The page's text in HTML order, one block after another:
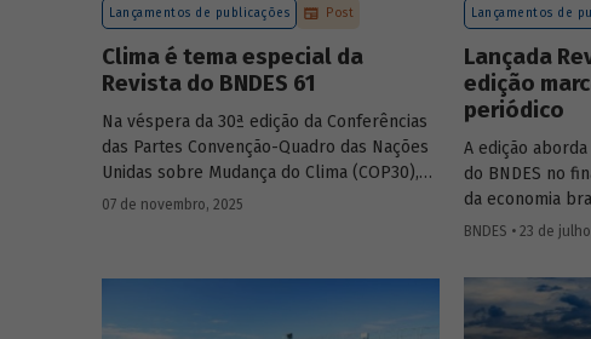
Lançamentos de publicações Post
Clima é tema especial da
Revista do BNDES 61
Na véspera da 30ª edição da Conferências
das Partes Convenção-Quadro das Nações
Unidas sobre Mudança do Clima (COP30),
em Belém, o BNDES lança a edição 61 da
07 de novembro, 2025
Lançamentos de
Lançada
edição
periódico
A edição
do BNDES no
da economia
fundos como
experiências
públicos de
protagonismo
BNDES • 23 de